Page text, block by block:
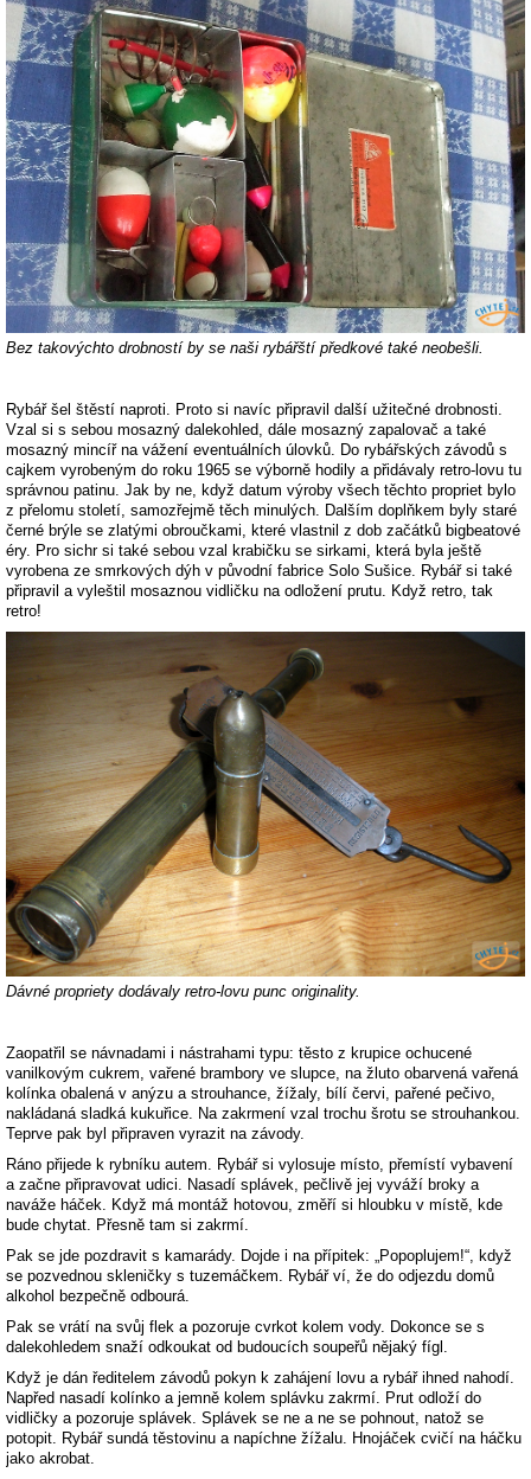
Bez takovýchto drobností by se naši rybářští předkové také neobešli.
Rybář šel štěstí naproti. Proto si navíc připravil další užitečné drobnosti.
Vzal si s sebou mosazný dalekohled, dále mosazný zapalovač a také
mosazný mincíř na vážení eventuálních úlovků. Do rybářských závodů s
cajkem vyrobeným do roku 1965 se výborně hodily a přidávaly retro-lovu tu
správnou patinu. Jak by ne, když datum výroby všech těchto propriet bylo
z přelomu století, samozřejmě těch minulých. Dalším doplňkem byly staré
černé brýle se zlatými obroučkami, které vlastnil z dob začátků bigbeatové
éry. Pro sichr si také sebou vzal krabičku se sirkami, která byla ještě
vyrobena ze smrkových dýh v původní fabrice Solo Sušice. Rybář si také
připravil a vyleštil mosaznou vidličku na odložení prutu. Když retro, tak
retro!
Dávné propriety dodávaly retro-lovu punc originality.
Zaopatřil se návnadami i nástrahami typu: těsto z krupice ochucené
vanilkovým cukrem, vařené brambory ve slupce, na žluto obarvená vařená
kolínka obalená v anýzu a strouhance, žížaly, bílí červi, pařené pečivo,
nakládaná sladká kukuřice. Na zakrmení vzal trochu šrotu se strouhankou.
Teprve pak byl připraven vyrazit na závody.
Ráno přijede k rybníku autem. Rybář si vylosuje místo, přemístí vybavení
a začne připravovat udici. Nasadí splávek, pečlivě jej vyváží broky a
naváže háček. Když má montáž hotovou, změří si hloubku v místě, kde
bude chytat. Přesně tam si zakrmí.
Pak se jde pozdravit s kamarády. Dojde i na přípitek: „Popoplujem!“, když
se pozvednou skleničky s tuzemáčkem. Rybář ví, že do odjezdu domů
alkohol bezpečně odbourá.
Pak se vrátí na svůj flek a pozoruje cvrkot kolem vody. Dokonce se s
dalekohledem snaží odkoukat od budoucích soupeřů nějaký fígl.
Když je dán ředitelem závodů pokyn k zahájení lovu a rybář ihned nahodí.
Napřed nasadí kolínko a jemně kolem splávku zakrmí. Prut odloží do
vidličky a pozoruje splávek. Splávek se ne a ne se pohnout, natož se
potopit. Rybář sundá těstovinu a napíchne žížalu. Hnojáček cvičí na háčku
jako akrobat.